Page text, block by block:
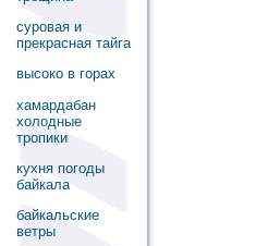
суровая и
прекрасная тайга
высоко в горах
хамардабан
холодные
тропики
кухня погоды
байкала
байкальские
ветры